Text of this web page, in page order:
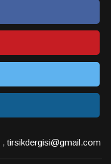
,tirsikdergisi@gmail.com